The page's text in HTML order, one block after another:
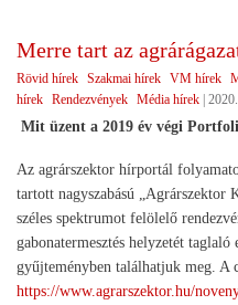
Merre tart az
Rövid hírek Szakmai hírek VM hírek
hírek Rendezvények Média hírek
Mit üzent a 2019 év végi
Az agrárszektor hírportál
tartott nagyszabású „Agrárszektor
széles spektrumot felölelő
gabonatermesztés helyzetét
gyűjteményben találhatjuk meg. A
https://www.agrarszektor.hu/